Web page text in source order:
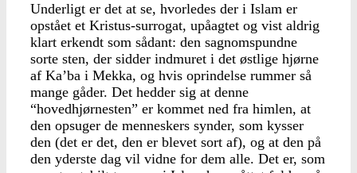
Underligt er det at se, hvorledes der i Islam er
opstået et Kristus-surrogat, upåagtet og vist aldrig
klart erkendt som sådant: den sagnomspundne
sorte sten, der sidder indmuret i det østlige hjørne
af Ka’ba i Mekka, og hvis oprindelse rummer så
mange gåder. Det hedder sig at denne
“hovedhjørnesten” er kommet ned fra himlen, at
den opsuger de menneskers synder, som kysser
den (det er det, den er blevet sort af), og at den på
den yderste dag vil vidne for dem alle. Det er, som